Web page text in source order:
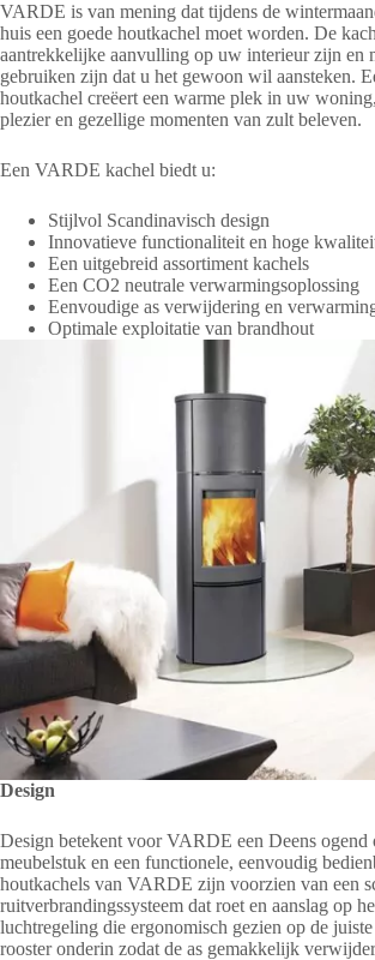
VARDE is van mening dat tijdens de
huis een goede houtkachel moet worden. De
aantrekkelijke aanvulling op uw interieur zijn en
gebruiken zijn dat u het gewoon wil aansteken.
houtkachel creëert een warme plek in uw
plezier en gezellige momenten van zult beleven.
Een VARDE kachel biedt u:
Stijlvol Scandinavisch design
Innovatieve functionaliteit en hoge
Een uitgebreid assortiment kachels
Een CO2 neutrale verwarmingsoplossing
Eenvoudige as verwijdering en
Optimale exploitatie van brandhout
Design
Design betekent voor VARDE een Deens
meubelstuk en een functionele, eenvoudig
houtkachels van VARDE zijn voorzien van een
ruitverbrandingssysteem dat roet en aanslag op
luchtregeling die ergonomisch gezien op de juiste
rooster onderin zodat de as gemakkelijk